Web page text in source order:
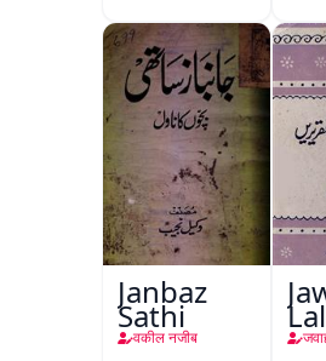
Janbaz
Sathi
वकील नजीब Ki